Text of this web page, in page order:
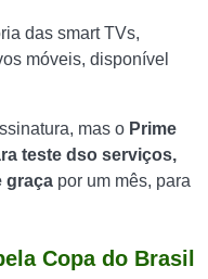
das smart TVs,
móveis, disponível
mas o Prime
teste dso serviços,
graça por um mês, para
Copa do Brasil